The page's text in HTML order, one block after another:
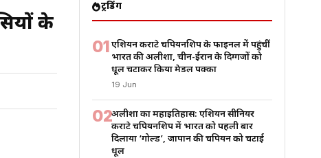
के
ट्रेंडिंग
01एशियन कराटे चैंपियनशिप के फाइनल में पहुंचीं
भारत की अलीशा, चीन-ईरान के दिग्गजों को
धूल चटाकर किया मेडल पक्का
19 Jun
02अलीशा का महाइतिहास: एशियन सीनियर
कराटे चैंपियनशिप में भारत को पहली बार
दिलाया ‘गोल्ड’, जापान की चैंपियन को चटाई
धूल